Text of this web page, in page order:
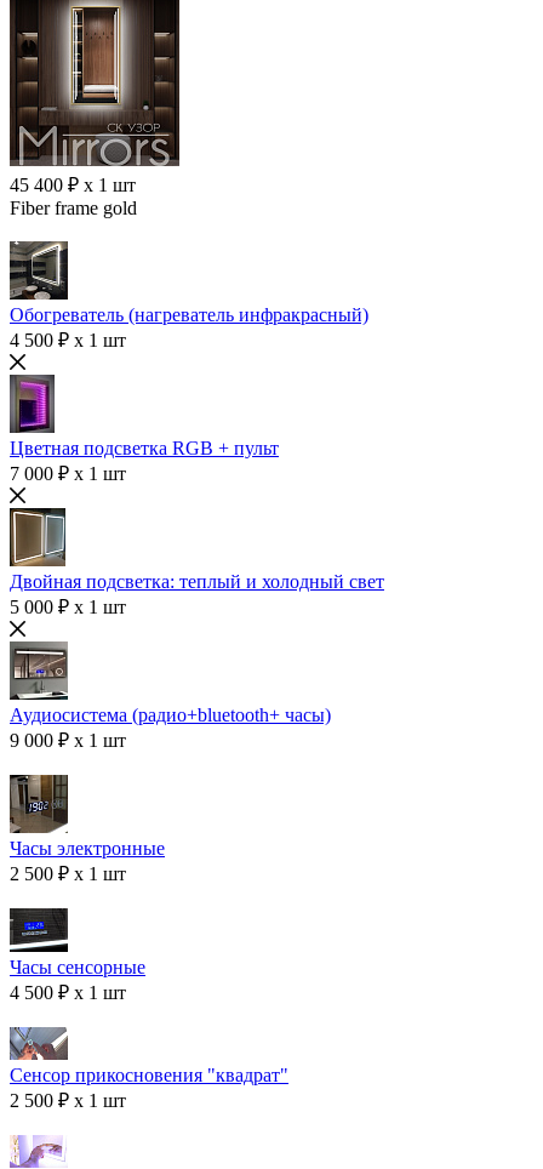
45 400 ₽ x 1 шт
Fiber frame gold
Обогреватель (нагреватель инфракрасный)
4 500 ₽ x 1 шт
Цветная подсветка RGB + пульт
7 000 ₽ x 1 шт
Двойная подсветка: теплый и холодный свет
5 000 ₽ x 1 шт
Аудиосистема (радио+bluetooth+ часы)
9 000 ₽ x 1 шт
Часы электронные
2 500 ₽ x 1 шт
Часы сенсорные
4 500 ₽ x 1 шт
Сенсор прикосновения "квадрат"
2 500 ₽ x 1 шт